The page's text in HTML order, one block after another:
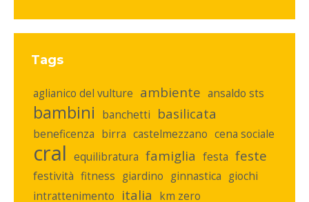
Tags
aglianico del vulture ambiente ansaldo sts
bambini banchetti basilicata
beneficenza birra castelmezzano cena sociale
cral equilibratura famiglia festa feste
festività fitness giardino ginnastica giochi
intrattenimento italia km zero